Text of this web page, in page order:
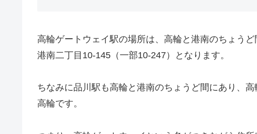
高輪ゲートウェイ駅の場所は、高輪と港南のちょう
港南二丁目10-145（一部10-247）となります。
ちなみに品川駅も高輪と港南のちょうど間にあり、
高輪です。